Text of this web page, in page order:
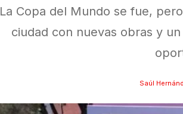
La Copa del Mundo se fue,
ciudad con nuevas obras y
Saúl